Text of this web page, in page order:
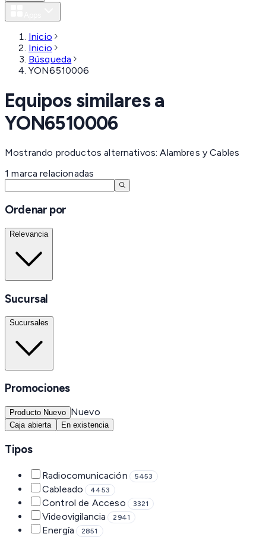
Inicio
Inicio
Búsqueda
YON6510006
Equipos similares a
YON6510006
Mostrando productos alternativos: Alambres y Cables
1 marca relacionadas
Ordenar por
Relevancia
Sucursal
Sucursales
Promociones
Producto Nuevo Nuevo
Caja abierta En existencia
Tipos
Radiocomunicación 5453
Cableado 4453
Control de Acceso 3321
Videovigilancia 2941
Energía 2851